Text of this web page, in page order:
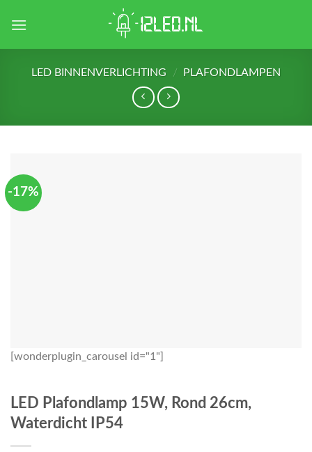
LED BINNENVERLICHTING / PLAFONDLAMPEN
-17%
[wonderplugin_carousel id="1"]
LED Plafondlamp 15W, Rond 26cm,
Waterdicht IP54